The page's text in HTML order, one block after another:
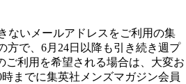
ないメールアドレスをご利用の集
方で、6月24日以降も引き続き週プ
ご利用を希望される場合は、大変お
までに集英社メンズマガジン会員